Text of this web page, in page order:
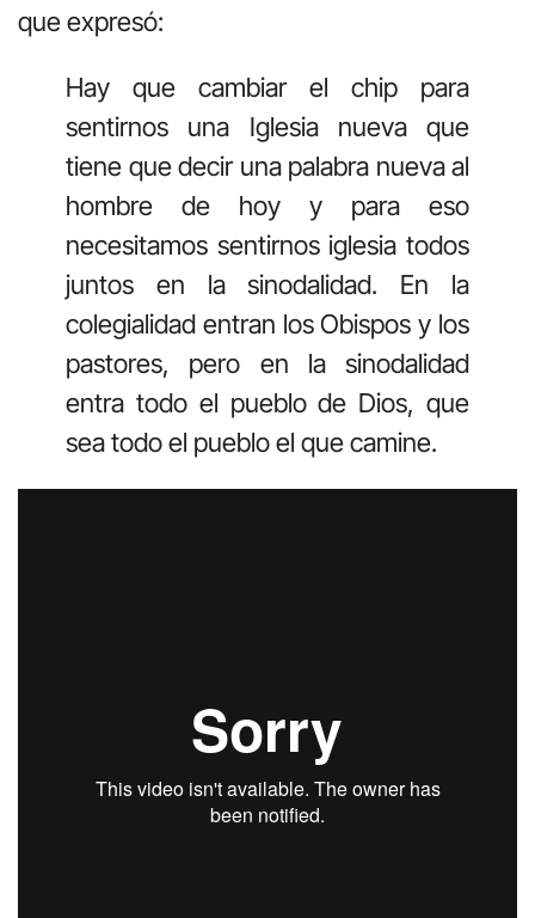
que expresó:
Hay que cambiar el chip para
sentirnos una Iglesia nueva que
tiene que decir una palabra nueva al
hombre de hoy y para eso
necesitamos sentirnos iglesia todos
juntos en la sinodalidad. En la
colegialidad entran los Obispos y los
pastores, pero en la sinodalidad
entra todo el pueblo de Dios, que
sea todo el pueblo el que camine.